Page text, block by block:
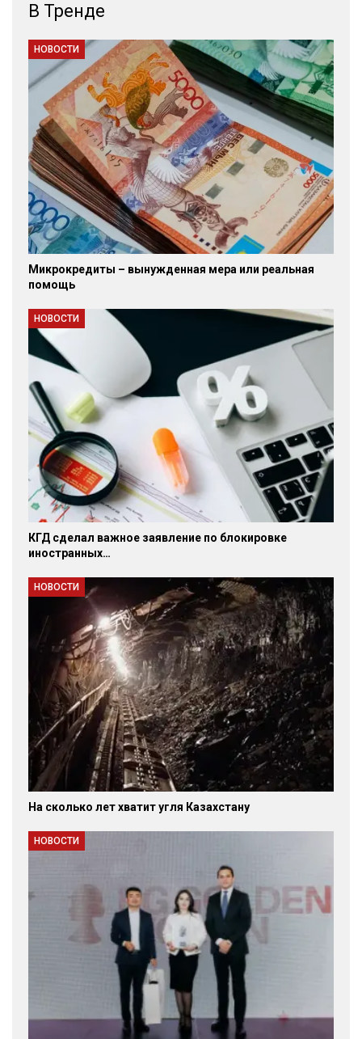
В Тренде
НОВОСТИ
Микрокредиты – вынужденная мера или реальная
помощь
НОВОСТИ
КГД сделал важное заявление по блокировке
иностранных…
НОВОСТИ
На сколько лет хватит угля Казахстану
НОВОСТИ